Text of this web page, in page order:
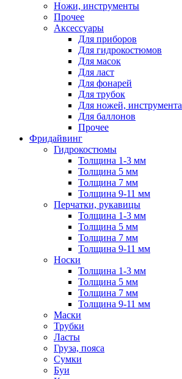
Ножи, инструменты
Прочее
Аксессуары
Для приборов
Для гидрокостюмов
Для масок
Для ласт
Для фонарей
Для трубок
Для ножей, инструмента
Для баллонов
Прочее
Фридайвинг
Гидрокостюмы
Толщина 1-3 мм
Толщина 5 мм
Толщина 7 мм
Толщина 9-11 мм
Перчатки, рукавицы
Толщина 1-3 мм
Толщина 5 мм
Толщина 7 мм
Толщина 9-11 мм
Носки
Толщина 1-3 мм
Толщина 5 мм
Толщина 7 мм
Толщина 9-11 мм
Маски
Трубки
Ласты
Груза, пояса
Сумки
Буи